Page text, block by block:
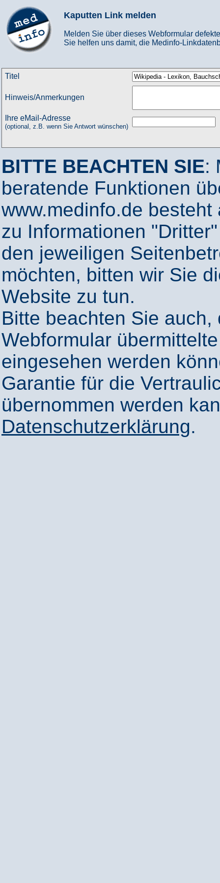
Kaputten Link melden
Melden Sie über dieses Webformular
Sie helfen uns damit, die Medinfo-
Titel
Hinweis/Anmerkungen
Ihre eMail-Adresse
(optional, z.B. wenn Sie Antwort wünschen)
BITTE BEACHTEN SIE:
beratende Funktionen
www.medinfo.de
zu Informationen
den jeweiligen
möchten, bitten wir Sie
Website zu tun.
Bitte beachten Sie
Webformular
eingesehen werden
Garantie für die
übernommen werden
Datenschutzerklärung.